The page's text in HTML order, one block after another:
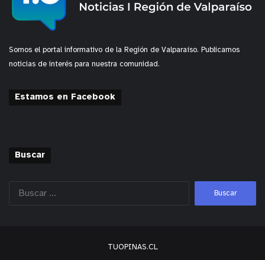
Somos el portal informativo de la Región de Valparaíso. Publicamos
noticias de interés para nuestra comunidad.
Estamos en Facebook
Buscar
TUOPINAS.CL